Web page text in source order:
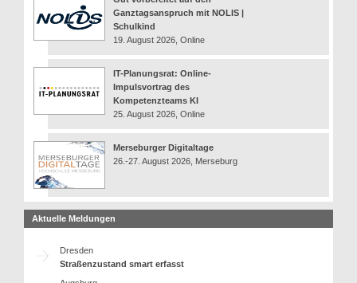
Ganztagsanspruch mit NOLIS |
Schulkind
19. August 2026, Online
IT-Planungsrat: Online-
Impulsvortrag des
Kompetenzteams KI
25. August 2026, Online
Merseburger Digitaltage
26.-27. August 2026, Merseburg
Aktuelle Meldungen
Dresden
Straßenzustand smart erfasst